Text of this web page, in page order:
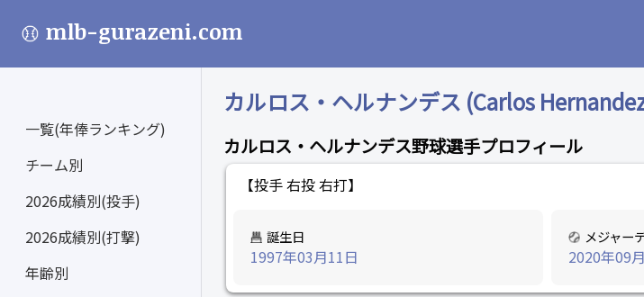
mlb-gurazeni.com
一覧(年俸ランキング)
チーム別
2026成績別(投手)
2026成績別(打撃)
年齢別
カルロス・ヘルナンデス (Carlos
カルロス・ヘルナンデス野球選手プロフィール
【投手 右投 右打】
誕生日
1997年03月11日
メジャー
2020年09